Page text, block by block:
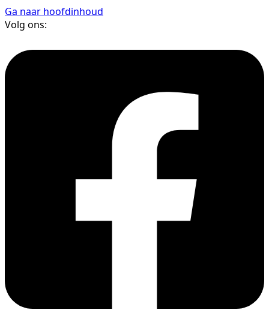
Ga naar hoofdinhoud
Volg ons: